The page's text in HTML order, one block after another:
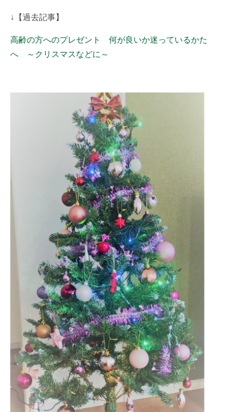
↓【過去記事】
高齢の方へのプレゼント 何が良いか迷っているかた
へ ～クリスマスなどに～